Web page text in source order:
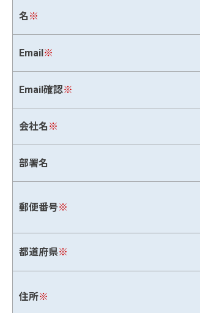
名 ※
Email※
Email確認※
会社名 ※
部署名
郵便番号※
都道府県※
住所※